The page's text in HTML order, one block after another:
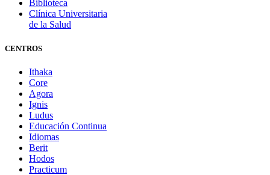
Biblioteca
Clínica Universitaria
de la Salud
CENTROS
Ithaka
Core
Agora
Ignis
Ludus
Educación Continua
Idiomas
Berit
Hodos
Practicum